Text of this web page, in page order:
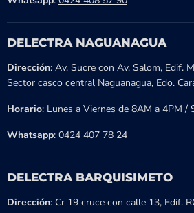
DELECTRA NAGUANAGUA
Dirección: Av. Sucre con Av. Salom, Edif.
Sector casco central Naguanagua, Edo.
Horario: Lunes a Viernes de 8AM a 4PM /
Whatsapp: 0424 407 78 24
DELECTRA BARQUISIMETO
Dirección: Cr 19 cruce con calle 13, Edif.